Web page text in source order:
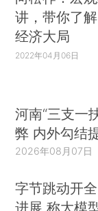
讲，带你了
经济大局
2022年04月06日
河南“三支一
弊 内外勾结
2026年08月07日
字节跳动开
进展 称大模